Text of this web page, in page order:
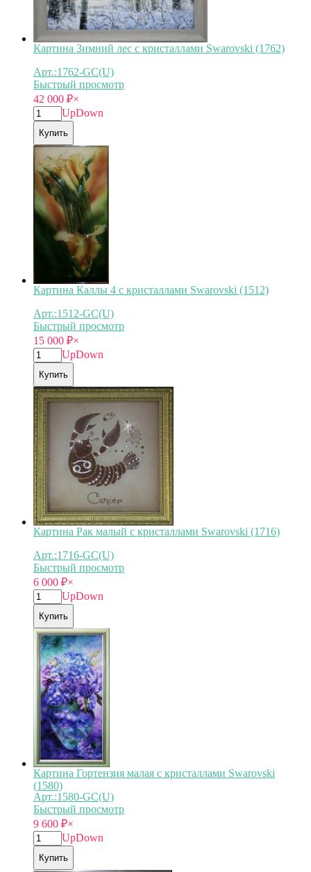
Картина Зимний лес с кристаллами Swarovski (1762)
Арт.:1762-GC(U)
Быстрый просмотр
42 000 ₽×
UpDown
Купить
Картина Каллы 4 с кристаллами Swarovski (1512)
Арт.:1512-GC(U)
Быстрый просмотр
15 000 ₽×
UpDown
Купить
Картина Рак малый с кристаллами Swarovski (1716)
Арт.:1716-GC(U)
Быстрый просмотр
6 000 ₽×
UpDown
Купить
Картина Гортензия малая с кристаллами Swarovski
(1580)
Арт.:1580-GC(U)
Быстрый просмотр
9 600 ₽×
UpDown
Купить